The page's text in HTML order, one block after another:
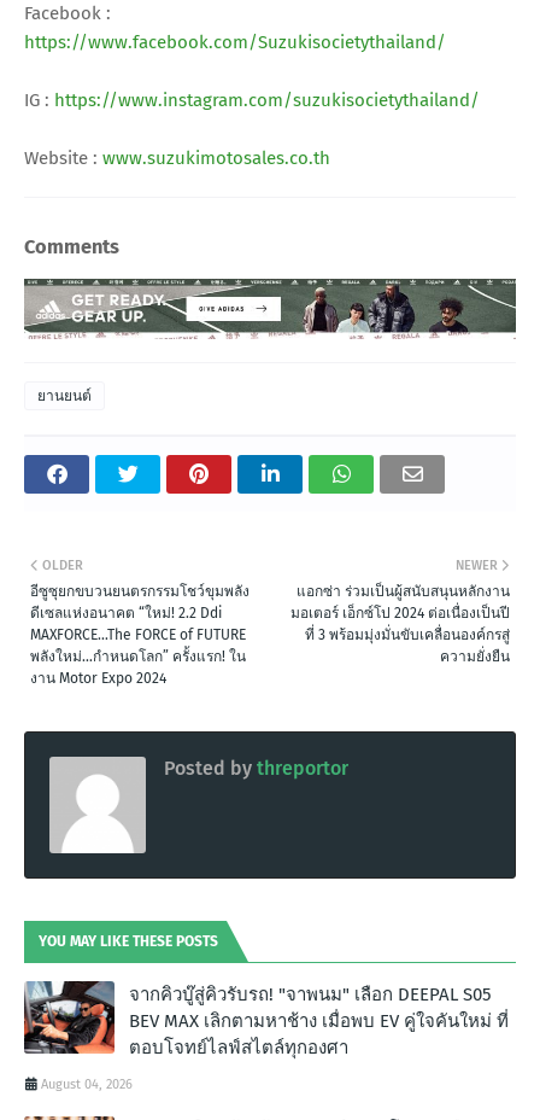
Facebook :
https://www.facebook.com/Suzukisocietythailand/
IG : https://www.instagram.com/suzukisocietythailand/
Website : www.suzukimotosales.co.th
Comments
ยานยนต์
NEWER
แอกซ่า ร่วมเป็นผู้สนับสนุนหลักงาน
มอเตอร์ เอ็กซ์โป 2024 ต่อเนื่องเป็นปี
ที่ 3 พร้อมมุ่งมั่นขับเคลื่อนองค์กรสู่
ความยั่งยืน
OLDER
อีซูซุยกขบวนยนตรกรรมโชว์ขุมพลัง
ดีเซลแห่งอนาคต “ใหม่! 2.2 Ddi
MAXFORCE…The FORCE of FUTURE
พลังใหม่…กำหนดโลก” ครั้งแรก! ใน
งาน Motor Expo 2024
Posted by threportor
YOU MAY LIKE THESE POSTS
จากคิวบู๊สู่คิวรับรถ! "จาพนม" เลือก DEEPAL S05
BEV MAX เลิกตามหาช้าง เมื่อพบ EV คู่ใจคันใหม่ ที่
ตอบโจทย์ไลฟ์สไตล์ทุกองศา
August 04, 2026